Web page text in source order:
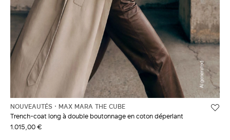
NOUVEAUTÉS
MAX MARA THE CUBE
Trench-coat long à double boutonnage en coton déperlant
1.015,00 €